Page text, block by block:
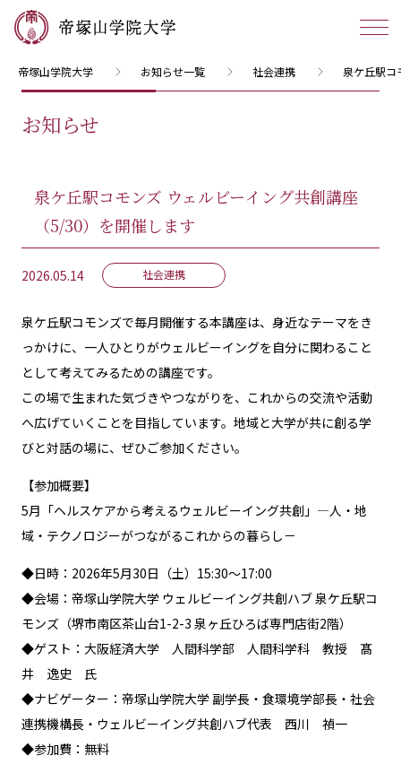
帝塚山学院大学 お知らせ一覧 社会連携 泉ケ丘駅
お知らせ
泉ケ丘駅コモンズ ウェルビーイング共創講座
（5/30）を開催します
2026.05.14 社会連携
泉ケ丘駅コモンズで毎月開催する本講座は、身近なテーマをき
っかけに、一人ひとりがウェルビーイングを自分に関わること
として考えてみるための講座です。
この場で生まれた気づきやつながりを、これからの交流や活動
へ広げていくことを目指しています。地域と大学が共に創る学
びと対話の場に、ぜひご参加ください。
【参加概要】
5月「ヘルスケアから考えるウェルビーイング共創」―人・地
域・テクノロジーがつながるこれからの暮らし－
◆日時：2026年5月30日（土）15:30～17:00
◆会場：帝塚山学院大学 ウェルビーイング共創ハブ 泉ケ丘駅コ
モンズ（堺市南区茶山台1-2-3 泉ヶ丘ひろば専門店街2階）
◆ゲスト：大阪経済大学 人間科学部 人間科学科 教授 髙
井 逸史 氏
◆ナビゲーター：帝塚山学院大学 副学長・食環境学部長・社会
連携機構長・ウェルビーイング共創ハブ代表 西川 禎一
◆参加費：無料